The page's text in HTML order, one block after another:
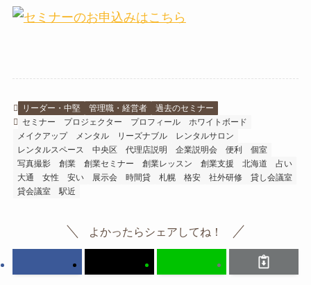
リーダー・中堅 管理職・経営者
過去のセミナー
セミナー
プロジェクター プロフィール
ホワイトボード
メイクアップ
メンタル リーズナブル
レンタルサロン
レンタルスペース
中央区 代理店説明 企業説明会 便利
個室
写真撮影
創業 創業セミナー 創業レッスン 創業支援 北海道
占い
大通
女性 安い 展示会 時間貸 札幌 格安 社外研修
貸し会議室
貸会議室
駅近
よかったらシェアしてね！